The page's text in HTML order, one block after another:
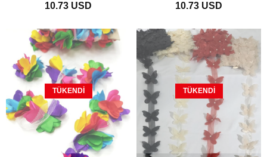
10.73 USD
Çiçek
10.73 USD
TÜKENDI TÜKENDI